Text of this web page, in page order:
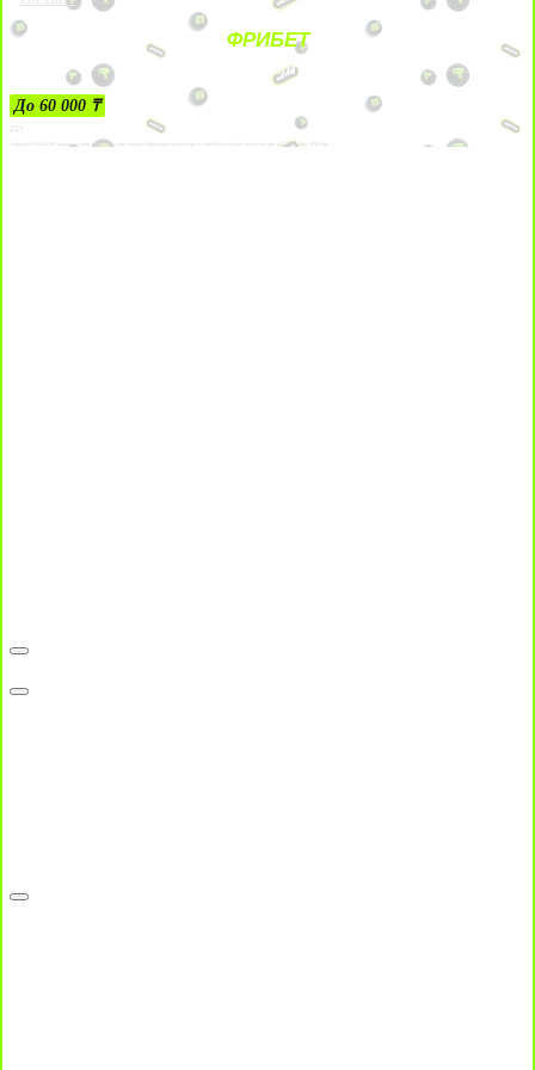
ФРИБЕТ
ЗА ДЕПОЗИТЫ
До 60 000 ₸
21+
Лицензии №24514359, выданной комитетом индустрии туризма Министерства культуры и спорта Республики Казахстан срок до 27 сентября 2034 года.